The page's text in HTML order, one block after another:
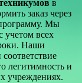
в
заказ через
Мы
учетом всех
Наши
легитимность и
учреждениях.